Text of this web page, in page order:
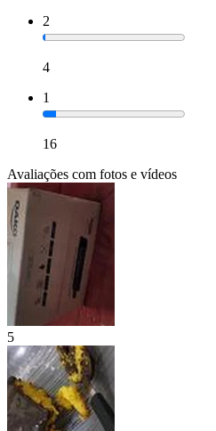
2
4
1
16
Avaliações com fotos e vídeos
5